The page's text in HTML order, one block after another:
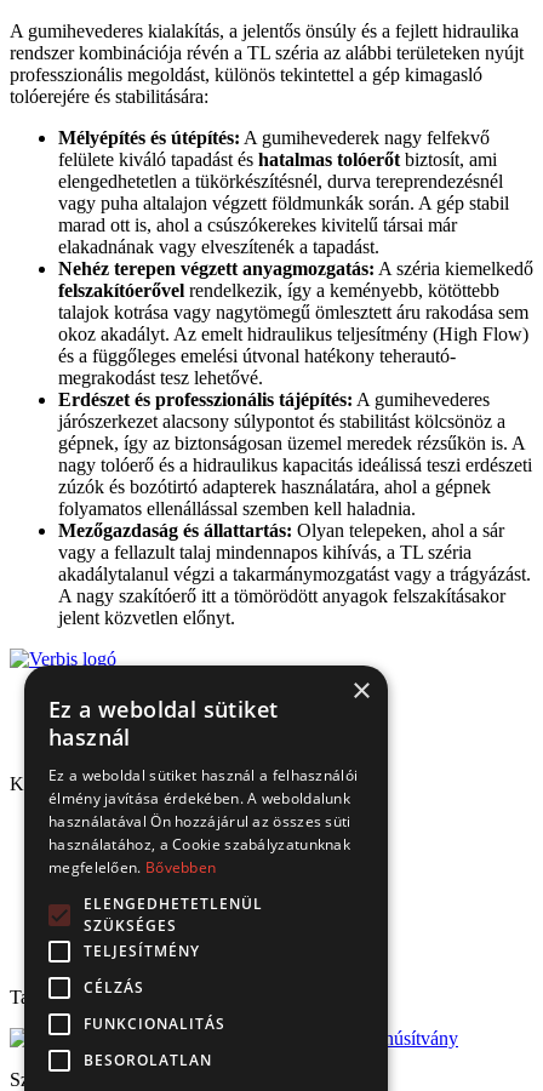
A gumihevederes kialakítás, a jelentős önsúly és a fejlett hidraulika
rendszer kombinációja révén a TL széria az alábbi területeken nyújt
professzionális megoldást, különös tekintettel a gép kimagasló
tolóerejére és stabilitására:
Mélyépítés és útépítés: A gumihevederek nagy felfekvő
felülete kiváló tapadást és hatalmas tolóerőt biztosít, ami
elengedhetetlen a tükörkészítésnél, durva tereprendezésnél
vagy puha altalajon végzett földmunkák során. A gép stabil
marad ott is, ahol a csúszókerekes kivitelű társai már
elakadnának vagy elveszítenék a tapadást.
Nehéz terepen végzett anyagmozgatás: A széria kiemelkedő
felszakítóerővel rendelkezik, így a keményebb, kötöttebb
talajok kotrása vagy nagytömegű ömlesztett áru rakodása sem
okoz akadályt. Az emelt hidraulikus teljesítmény (High Flow)
és a függőleges emelési útvonal hatékony teherautó-
megrakodást tesz lehetővé.
Erdészet és professzionális tájépítés: A gumihevederes
járószerkezet alacsony súlypontot és stabilitást kölcsönöz a
gépnek, így az biztonságosan üzemel meredek rézsűkön is. A
nagy tolóerő és a hidraulikus kapacitás ideálissá teszi erdészeti
zúzók és bozótirtó adapterek használatára, ahol a gépnek
folyamatos ellenállással szemben kell haladnia.
Mezőgazdaság és állattartás: Olyan telepeken, ahol a sár
vagy a fellazult talaj mindennapos kihívás, a TL széria
akadálytalanul végzi a takarmánymozgatást vagy a trágyázást.
A nagy szakítóerő itt a tömörödött anyagok felszakításakor
jelent közvetlen előnyt.
Kapcsolat
1151 Budapest, Mélyfúró u. 2/E.
3070 Bátonyterenye, Ózdi út 15.
8693 Lengyeltóti, Fonyódi u. 10.
6000 Kecskemét, Budai út 137.
Tel.: (+36) 1 306 3770
Email: verbis@verbis.hu
Tanúsítványaink
Széchenyi 2020
×
Ez a weboldal sütiket
használ
Ez a weboldal sütiket használ a felhasználói
élmény javítása érdekében. A weboldalunk
használatával Ön hozzájárul az összes süti
használatához, a Cookie szabályzatunknak
megfelelően. Bővebben
ELENGEDHETETLENÜL
SZÜKSÉGES
TELJESÍTMÉNY
CÉLZÁS
FUNKCIONALITÁS
BESOROLATLAN